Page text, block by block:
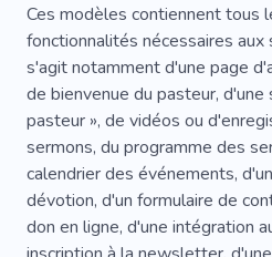
Ces modèles contiennent tous
fonctionnalités nécessaires
s'agit notamment d'une page
de bienvenue du pasteur,
pasteur », de vidéos ou
sermons, du programme des
calendrier des événements,
dévotion, d'un formulaire de
don en ligne, d'une intégration